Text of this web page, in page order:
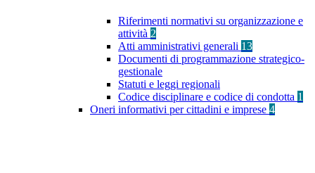
Riferimenti normativi su organizzazione e
attività 2
Atti amministrativi generali 13
Documenti di programmazione strategico-
gestionale
Statuti e leggi regionali
Codice disciplinare e codice di condotta 1
Oneri informativi per cittadini e imprese 4